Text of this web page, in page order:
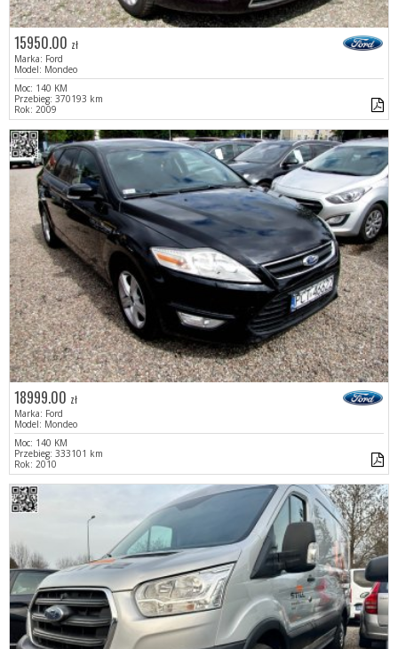
15950.00 zł
Marka: Ford
Model: Mondeo
Moc: 140 KM
Przebieg: 370193 km
Rok: 2009
18999.00 zł
Marka: Ford
Model: Mondeo
Moc: 140 KM
Przebieg: 333101 km
Rok: 2010